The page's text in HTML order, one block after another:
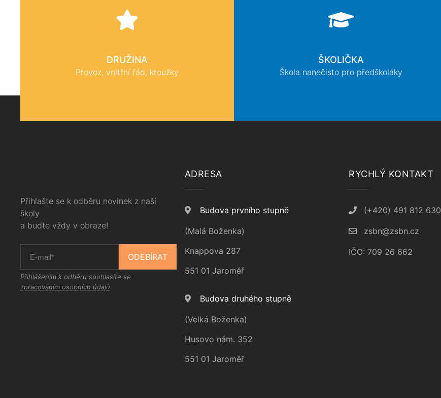
DRUŽINA
Provoz, vnitřní řád, kroužky
ŠKOLIČKA
Škola nanečisto pro předškoláky
Přihlašte se k odběru novinek z naší
školy
a buďte vždy v obraze!
ODEBÍRAT
Přihlášením k odběru souhlasíte se
zpracováním osobních údajů
ADRESA
Budova prvního stupně
(Malá Boženka)
Knappova 287
551 01 Jaroměř
Budova druhého stupně
(Velká Boženka)
Husovo nám. 352
551 01 Jaroměř
RYCHLÝ KONTAKT
(+420) 491 812 630
zsbn@zsbn.cz
IČO: 709 26 662